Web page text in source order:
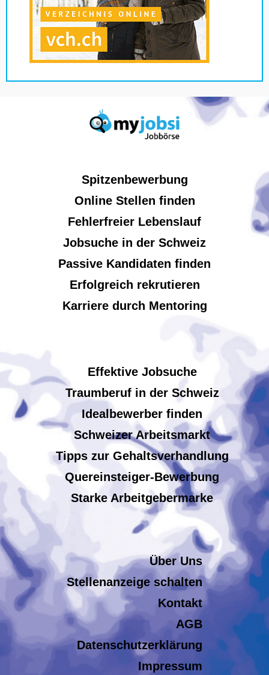
Spitzenbewerbung
Online Stellen finden
Fehlerfreier Lebenslauf
Jobsuche in der Schweiz
Passive Kandidaten finden
Erfolgreich rekrutieren
Karriere durch Mentoring
Effektive Jobsuche
Traumberuf in der Schweiz
Idealbewerber finden
Schweizer Arbeitsmarkt
Tipps zur Gehaltsverhandlung
Quereinsteiger-Bewerbung
Starke Arbeitgebermarke
Über Uns
Stellenanzeige schalten
Kontakt
AGB
Datenschutzerklärung
Impressum